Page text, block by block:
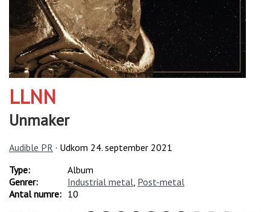
LLNN
Unmaker
Audible PR · Udkom 24. september 2021
Type:
Album
Genrer:
Industrial metal Post-metal
Antal numre: 10